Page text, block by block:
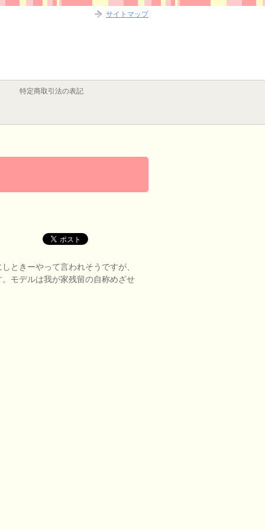
特定商取引法の表記
ときーやって言われそうですが、
モデルは我が家残留の自称めざせ
サイトマップ